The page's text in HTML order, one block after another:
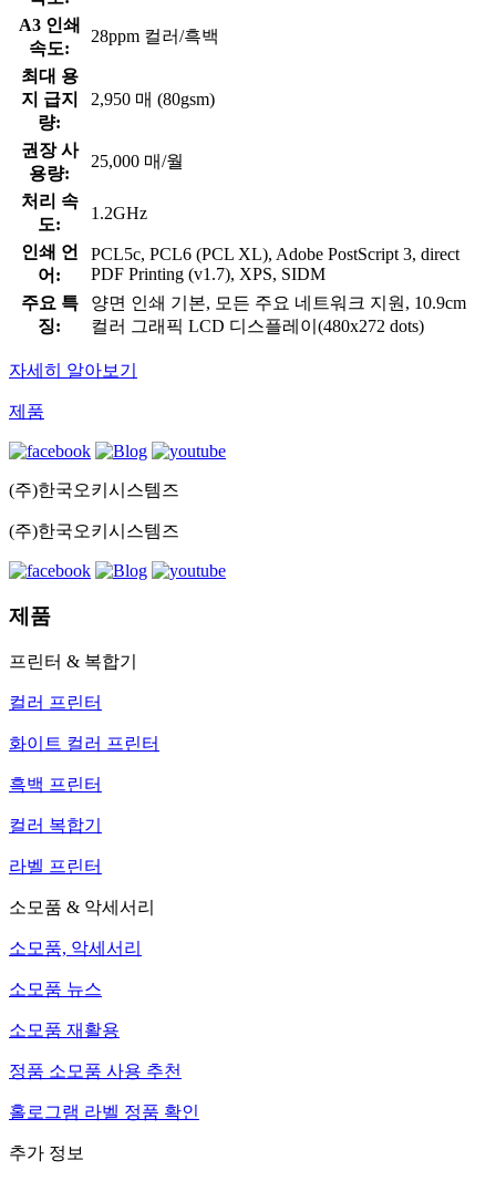
A3 인쇄
속도:
28ppm 컬러/흑백
최대 용
지 급지
량:
2,950 매 (80gsm)
권장 사
용량:
25,000 매/월
처리 속
도:
1.2GHz
인쇄 언
어:
PCL5c, PCL6 (PCL XL), Adobe PostScript 3, direct
PDF Printing (v1.7), XPS, SIDM
주요 특
징:
양면 인쇄 기본, 모든 주요 네트워크 지원, 10.9cm
컬러 그래픽 LCD 디스플레이(480x272 dots)
자세히 알아보기
제품
(주)한국오키시스템즈
(주)한국오키시스템즈
제품
프린터 & 복합기
컬러 프린터
화이트 컬러 프린터
흑백 프린터
컬러 복합기
라벨 프린터
소모품 & 악세서리
소모품, 악세서리
소모품 뉴스
소모품 재활용
정품 소모품 사용 추천
홀로그램 라벨 정품 확인
추가 정보